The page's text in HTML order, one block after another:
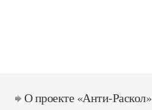
О проекте «Анти-Раскол»